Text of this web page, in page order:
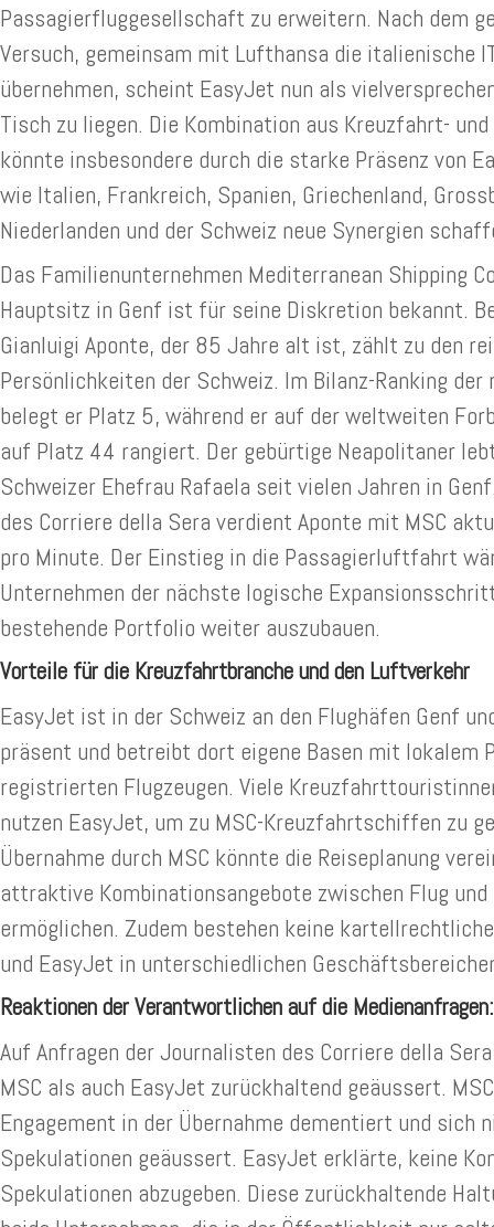
Passagierfluggesellschaft zu erweitern. Nach dem
Versuch, gemeinsam mit Lufthansa die italienische
übernehmen, scheint EasyJet nun als
Tisch zu liegen. Die Kombination aus Kreuzfahrt-
könnte insbesondere durch die starke Präsenz von
wie Italien, Frankreich, Spanien, Griechenland,
Niederlanden und der Schweiz neue Synergien
Das Familienunternehmen Mediterranean Shipping
Hauptsitz in Genf ist für seine Diskretion bekannt.
Gianluigi Aponte, der 85 Jahre alt ist, zählt zu den
Persönlichkeiten der Schweiz. Im Bilanz-Ranking
belegt er Platz 5, während er auf der weltweiten
auf Platz 44 rangiert. Der gebürtige Neapolitaner
Schweizer Ehefrau Rafaela seit vielen Jahren in
des Corriere della Sera verdient Aponte mit MSC
pro Minute. Der Einstieg in die Passagierluftfahrt
Unternehmen der nächste logische
bestehende Portfolio weiter auszubauen.
Vorteile für die Kreuzfahrtbranche und den Luftverkehr
EasyJet ist in der Schweiz an den Flughäfen Genf
präsent und betreibt dort eigene Basen mit lokalem
registrierten Flugzeugen. Viele
nutzen EasyJet, um zu MSC-Kreuzfahrtschiffen zu
Übernahme durch MSC könnte die Reiseplanung
attraktive Kombinationsangebote zwischen Flug
ermöglichen. Zudem bestehen keine
und EasyJet in unterschiedlichen
Reaktionen der Verantwortlichen auf die
Auf Anfragen der Journalisten des Corriere della
MSC als auch EasyJet zurückhaltend geäussert.
Engagement in der Übernahme dementiert und sich
Spekulationen geäussert. EasyJet erklärte, keine
Spekulationen abzugeben. Diese zurückhaltende